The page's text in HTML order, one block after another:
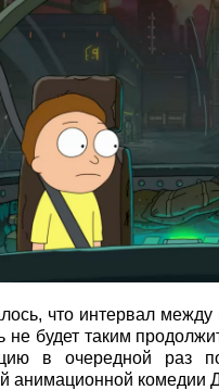
что интервал
не будет таким
в очередной раз
анимационной комедии